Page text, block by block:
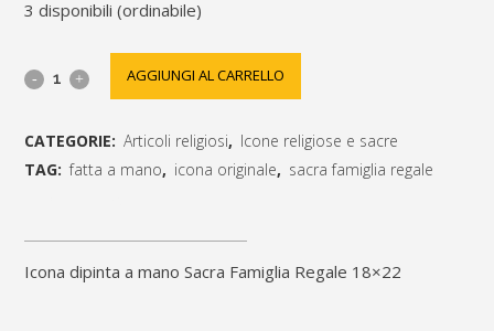
3 disponibili (ordinabile)
Icona
Sacra
Famiglia
AGGIUNGI AL CARRELLO
CATEGORIE: Articoli religiosi, Icone religiose e sacre
TAG: fatta a mano, icona originale, sacra famiglia regale
Icona dipinta a mano Sacra Famiglia Regale 18×22